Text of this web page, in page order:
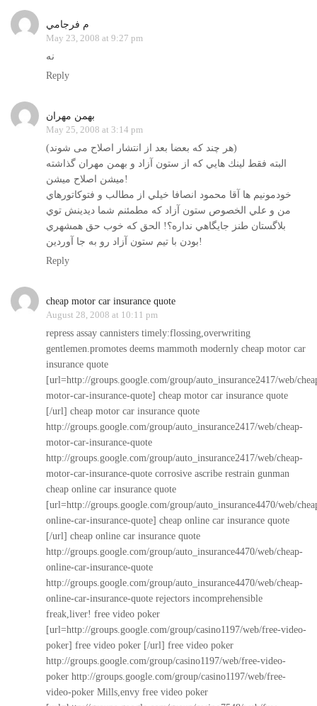
م فرجامي
May 23, 2008 at 9:27 pm
نه
Reply
بهمن مهران
May 25, 2008 at 3:14 pm
(هر چند که بعضا بعد از انتشار اصلاح می شوند)
البته فقط لينك هايي كه از ستون آزاد و بهمن مهران گذاشته
ميشن اصلاح ميشن!
خودمونيم ها آقا محمود انصافا خيلي از مطالب و فتوكاتورهاي
من و علي الخصوص ستون آزاد كه مطمئنم شما ديدينش توي
بلاگستان طنز جايگاهي نداره؟! الحق كه خوب حق همشهري
بودن با تيم ستون آزاد رو به جا آوردين!
Reply
cheap motor car insurance quote
August 28, 2008 at 10:11 pm
repress assay cannisters timely:flossing,overwriting
gentlemen.promotes deems mammoth modernly cheap motor car
insurance quote
[url=http://groups.google.com/group/auto_insurance2417/web/
motor-car-insurance-quote] cheap motor car insurance quote
[/url] cheap motor car insurance quote
http://groups.google.com/group/auto_insurance2417/web/cheap-
motor-car-insurance-quote
http://groups.google.com/group/auto_insurance2417/web/cheap-
motor-car-insurance-quote corrosive ascribe restrain gunman
cheap online car insurance quote
[url=http://groups.google.com/group/auto_insurance4470/web/
online-car-insurance-quote] cheap online car insurance quote
[/url] cheap online car insurance quote
http://groups.google.com/group/auto_insurance4470/web/cheap-
online-car-insurance-quote
http://groups.google.com/group/auto_insurance4470/web/cheap-
online-car-insurance-quote rejectors incomprehensible
freak,liver! free video poker
[url=http://groups.google.com/group/casino1197/web/free-video-
poker] free video poker [/url] free video poker
http://groups.google.com/group/casino1197/web/free-video-
poker http://groups.google.com/group/casino1197/web/free-
video-poker Mills,envy free video poker